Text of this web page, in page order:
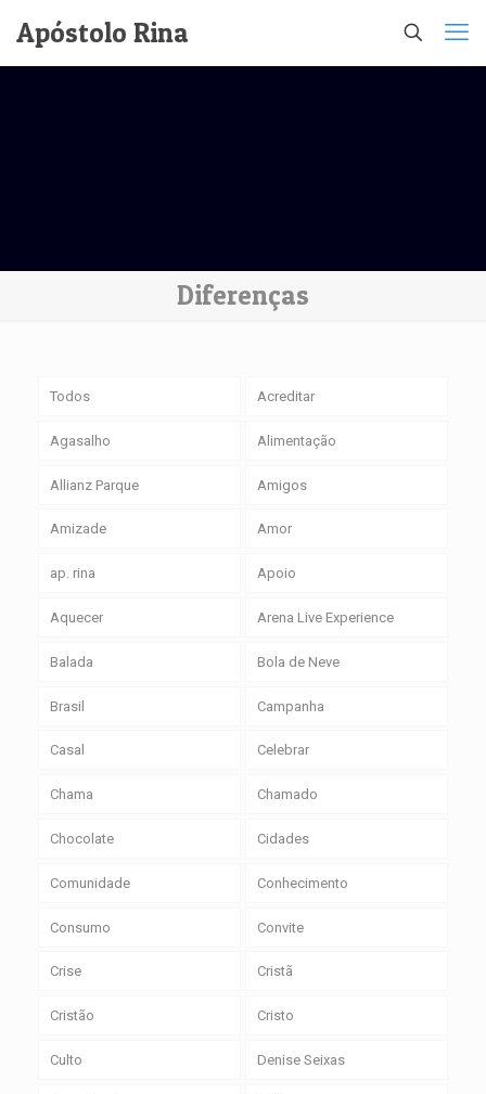
Apóstolo Rina
Diferenças
Todos Acreditar
Agasalho Alimentação
Allianz Parque Amigos
Amizade Amor
ap. rina Apoio
Aquecer Arena Live Experience
Balada Bola de Neve
Brasil Campanha
Casal Celebrar
Chama Chamado
Chocolate Cidades
Comunidade Conhecimento
Consumo Convite
Crise Cristã
Cristão Cristo
Culto Denise Seixas